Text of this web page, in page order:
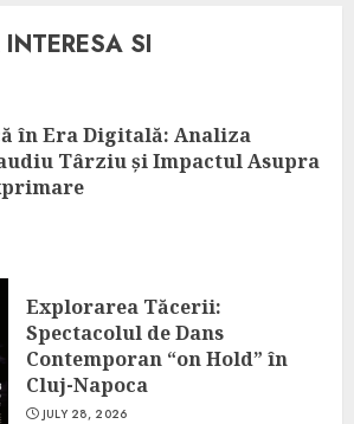
SI
în Era Digitală: Analiza
Târziu și Impactul Asupra
Explorarea Tăcerii:
Spectacolul de Dans
Contemporan “on Hold” în
Cluj-Napoca
JULY 28, 2026